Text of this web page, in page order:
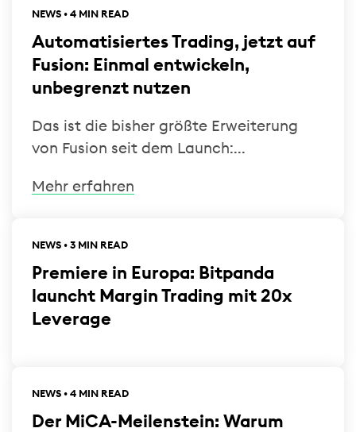
NEWS • 4 MIN READ
Automatisiertes Trading, jetzt auf
Fusion: Einmal entwickeln,
unbegrenzt nutzen
Das ist die bisher größte Erweiterung
von Fusion seit dem Launch:...
Mehr erfahren
NEWS • 3 MIN READ
Premiere in Europa: Bitpanda
launcht Margin Trading mit 20x
Leverage
NEWS • 4 MIN READ
Der MiCA-Meilenstein: Warum